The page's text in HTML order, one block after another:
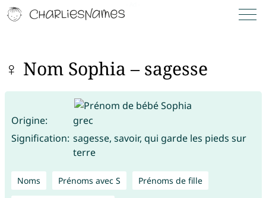
♀ Nom Sophia – sagesse
Origine:
grec
Signification: sagesse, savoir, qui garde les pieds sur
terre
Noms Prénoms avec S Prénoms de fille